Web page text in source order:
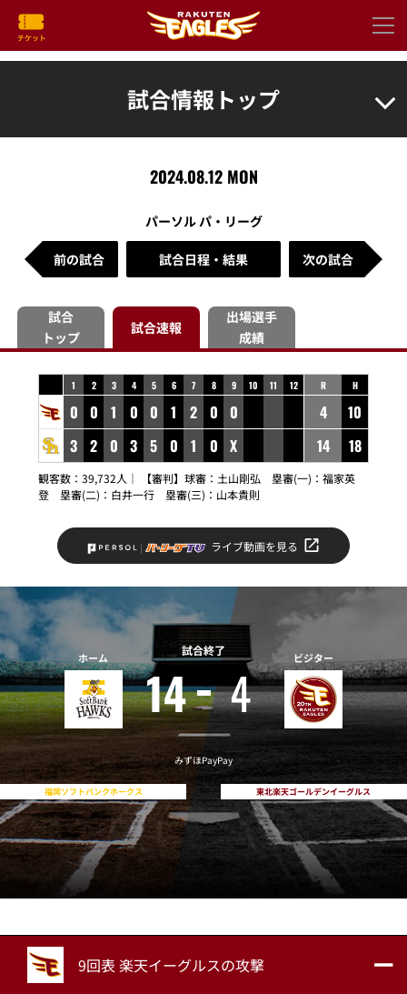
試合情報トップ
2024.08.12 MON
パーソル パ・リーグ
前の試合 試合日程・結果 次の試合
試合
トップ
試合速報
出場選手
成績
1 2 3 4 5 6 7 8 9 10 11 12
0 0 1 0 0 1 2 0 0
3 2 0 3 5 0 1 0 X
R H
4
10
14
18
観客数：39,732人｜ 【審判】球審：土山剛弘 塁審(一)：福家英
登 塁審(二)：白井一行 塁審(三)：山本貴則
ライブ動画を見る
ホーム
福岡ソフトバンクホークス
試合終了
14 4
みずほPayPay
ビジター
東北楽天ゴールデンイーグルス
9回表 楽天イーグルスの攻撃